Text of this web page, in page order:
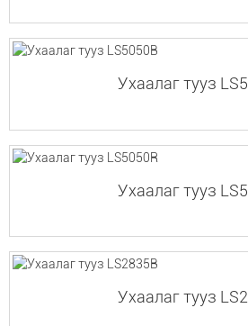
Ухаалаг тууз
Ухаалаг тууз
Ухаалаг тууз